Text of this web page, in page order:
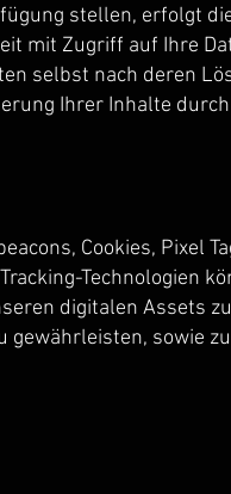
stellen, erfolgt
mit Zugriff auf Ihre
selbst nach deren
Ihrer Inhalte
Cookies, Pixel
Technologien
digitalen Assets zu
sowie